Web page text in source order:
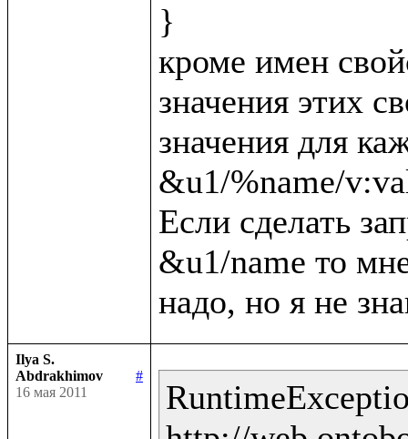
}
кроме имен
значения этих
значения для
&u1/%name/
Если сделать
&u1/name то
Ilya S.
Abdrakhimov
#
16 мая 2011